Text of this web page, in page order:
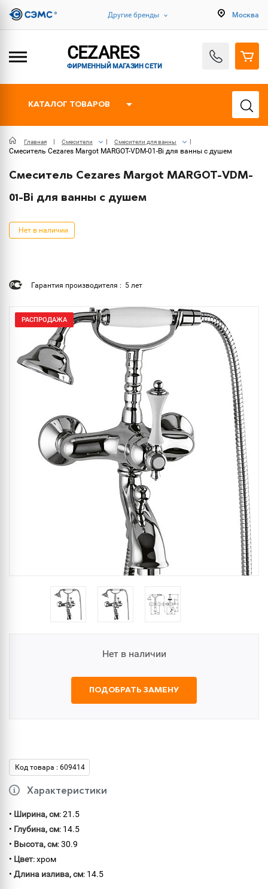
Другие бренды Москва
CEZARES
ФИРМЕННЫЙ МАГАЗИН СЕТИ
КАТАЛОГ ТОВАРОВ
Главная Смесители Смесители для ванны
Смеситель Cezares Margot MARGOT-VDM-01-Bi для ванны с душем
Смеситель Cezares Margot MARGOT-VDM-
01-Bi для ванны с душем
Нет в наличии
Гарантия производителя : 5 лет
РАСПРОДАЖА
Нет в наличии
ПОДОБРАТЬ ЗАМЕНУ
Код товара : 609414
Характеристики
• Ширина, см: 21.5
• Глубина, см: 14.5
• Высота, см: 30.9
• Цвет: хром
• Длина излива, см: 14.5